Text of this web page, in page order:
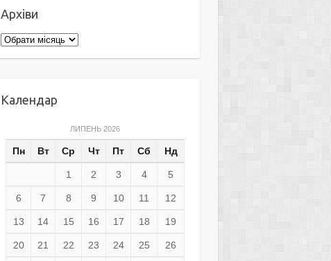
Архіви
Архіви
Календар
ЛИПЕНЬ 2026
Пн Вт Ср Чт Пт Сб Нд
1 2 3 4 5
6 7 8 9 10 11 12
13 14 15 16 17 18 19
20 21 22 23 24 25 26